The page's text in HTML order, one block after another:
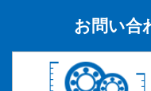
お問い合